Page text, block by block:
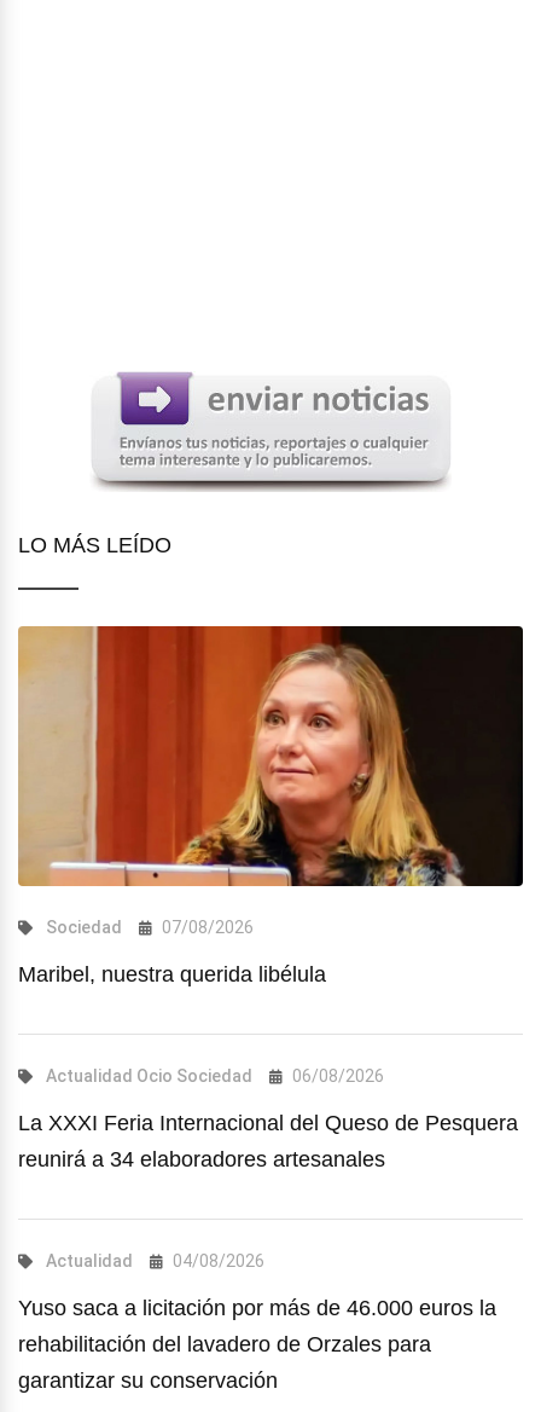
LO MÁS LEÍDO
Sociedad 07/08/2026
Maribel, nuestra querida libélula
Actualidad Ocio Sociedad 06/08/2026
La XXXI Feria Internacional del Queso de Pesquera
reunirá a 34 elaboradores artesanales
Actualidad 04/08/2026
Yuso saca a licitación por más de 46.000 euros la
rehabilitación del lavadero de Orzales para
garantizar su conservación